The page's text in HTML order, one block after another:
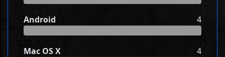
Android 4
Mac OS X 4